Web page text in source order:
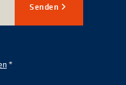
Senden
*